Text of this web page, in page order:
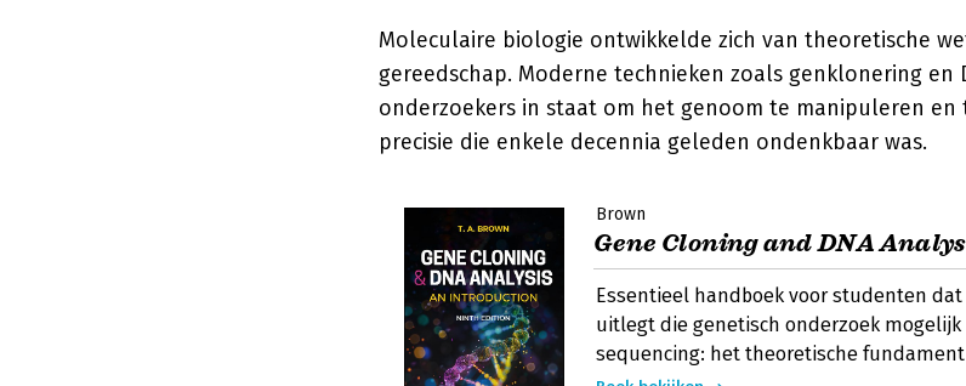
Moleculaire biologie ontwikkelde zich van theoretische
gereedschap. Moderne technieken zoals genklonering en
onderzoekers in staat om het genoom te manipuleren en
precisie die enkele decennia geleden ondenkbaar was.
Brown
Gene Cloning and DNA
Essentieel handboek voor studenten
uitlegt die genetisch onderzoek mogelijk
sequencing: het theoretische